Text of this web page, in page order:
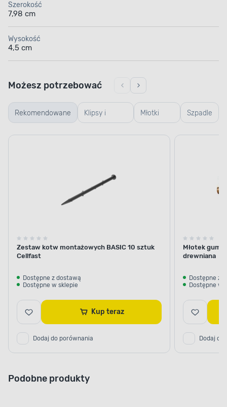
Szerokość
7,98 cm
Wysokość
4,5 cm
Rekomendowane Klipsy i
mocowania
Młotki
gumowe
Szpadle
Możesz potrzebować
Zestaw kotw montażowych BASIC 10 sztuk
Cellfast
Dostępne z dostawą
Dostępne w sklepie
Kup teraz
Dodaj do porównania
Młotek
drewniana
Dostępne z
Dostępne w
Dodaj do
Podobne produkty